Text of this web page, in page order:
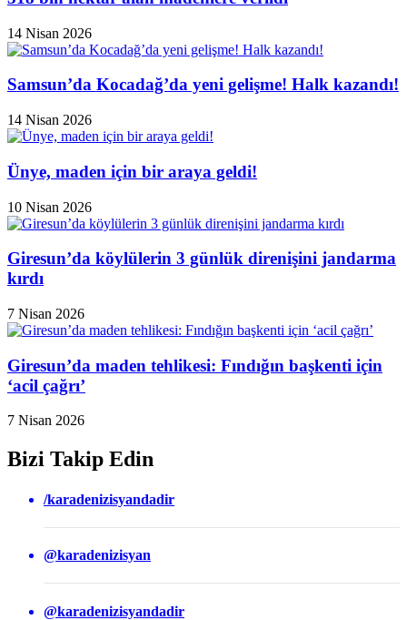
14 Nisan 2026
Samsun’da Kocadağ’da yeni gelişme! Halk kazandı!
14 Nisan 2026
Ünye, maden için bir araya geldi!
10 Nisan 2026
Giresun’da köylülerin 3 günlük direnişini jandarma
kırdı
7 Nisan 2026
Giresun’da maden tehlikesi: Fındığın başkenti için
‘acil çağrı’
7 Nisan 2026
Bizi Takip Edin
/karadenizisyandadir
@karadenizisyan
@karadenizisyandadir